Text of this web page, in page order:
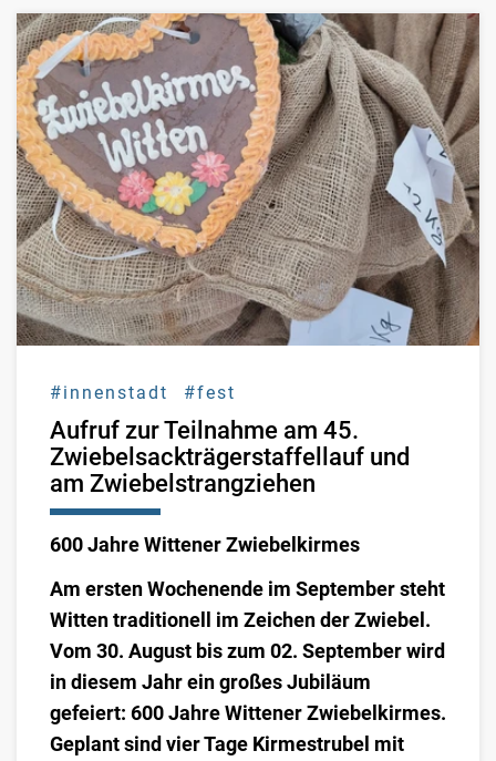
#innenstadt #fest
Aufruf zur Teilnahme am 45.
Zwiebelsackträgerstaffellauf und
am Zwiebelstrangziehen
600 Jahre Wittener Zwiebelkirmes
Am ersten Wochenende im September steht
Witten traditionell im Zeichen der Zwiebel.
Vom 30. August bis zum 02. September wird
in diesem Jahr ein großes Jubiläum
gefeiert: 600 Jahre Wittener Zwiebelkirmes.
Geplant sind vier Tage Kirmestrubel mit